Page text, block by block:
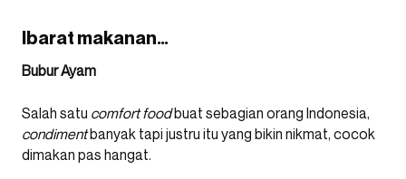
Ibarat makanan…
Bubur Ayam
Salah satu comfort foodbuat sebagian orang Indonesia,
condimentbanyak tapi justru itu yang bikin nikmat, cocok
dimakan pas hangat.